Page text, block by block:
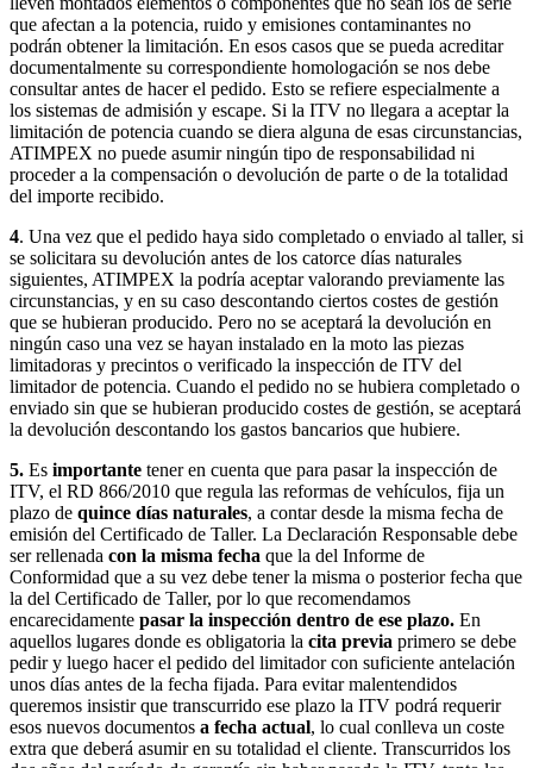
que afectan a la potencia, ruido y emisiones contaminantes no
podrán obtener la limitación. En esos casos que se pueda acreditar
documentalmente su correspondiente homologación se nos debe
consultar antes de hacer el pedido. Esto se refiere especialmente a
los sistemas de admisión y escape. Si la ITV no llegara a aceptar la
limitación de potencia cuando se diera alguna de esas circunstancias,
ATIMPEX no puede asumir ningún tipo de responsabilidad ni
proceder a la compensación o devolución de parte o de la totalidad
del importe recibido.
4. Una vez que el pedido haya sido completado o enviado al taller, si
se solicitara su devolución antes de los catorce días naturales
siguientes, ATIMPEX la podría aceptar valorando previamente las
circunstancias, y en su caso descontando ciertos costes de gestión
que se hubieran producido. Pero no se aceptará la devolución en
ningún caso una vez se hayan instalado en la moto las piezas
limitadoras y precintos o verificado la inspección de ITV del
limitador de potencia. Cuando el pedido no se hubiera completado o
enviado sin que se hubieran producido costes de gestión, se aceptará
la devolución descontando los gastos bancarios que hubiere.
5. Es importante tener en cuenta que para pasar la inspección de
ITV, el RD 866/2010 que regula las reformas de vehículos, fija un
plazo de quince días naturales, a contar desde la misma fecha de
emisión del Certificado de Taller. La Declaración Responsable debe
ser rellenada con la misma fecha que la del Informe de
Conformidad que a su vez debe tener la misma o posterior fecha que
la del Certificado de Taller, por lo que recomendamos
encarecidamente pasar la inspección dentro de ese plazo. En
aquellos lugares donde es obligatoria la cita previa primero se debe
pedir y luego hacer el pedido del limitador con suficiente antelación
unos días antes de la fecha fijada. Para evitar malentendidos
queremos insistir que transcurrido ese plazo la ITV podrá requerir
esos nuevos documentos a fecha actual, lo cual conlleva un coste
extra que deberá asumir en su totalidad el cliente. Transcurridos los